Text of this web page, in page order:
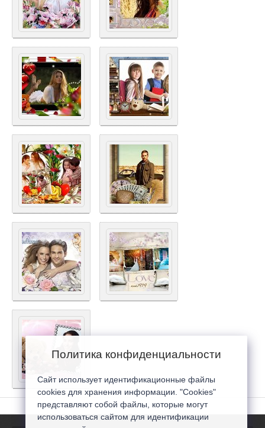
Политика конфиденциальности
Сайт использует идентификационные файлы
cookies для хранения информации. "Cookies"
представляют собой файлы, которые могут
использоваться сайтом для идентификации